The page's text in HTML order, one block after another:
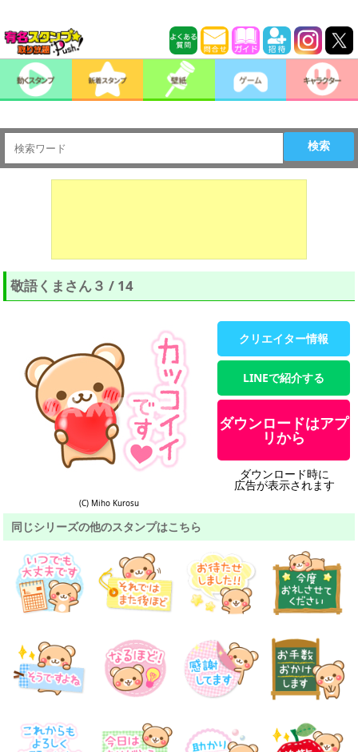
検索
敬語くまさん３ / 14
(C) Miho Kurosu
クリエイター情報
LINEで紹介する
ダウンロードはアプ
リから
ダウンロード時に
広告が表示されます
同じシリーズの他のスタンプはこちら